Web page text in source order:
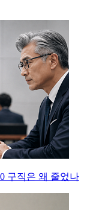
구직은 왜 줄었나